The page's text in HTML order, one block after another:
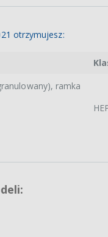
otrzymujesz:
ramka